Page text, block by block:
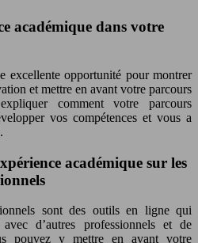
académique dans votre
excellente opportunité pour montrer
et mettre en avant votre parcours
comment votre parcours
vos compétences et vous a
académique sur les
sont des outils en ligne qui
d’autres professionnels et de
pouvez y mettre en avant votre